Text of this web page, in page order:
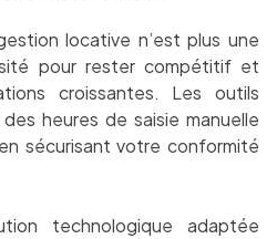
locative n’est plus une
pour rester compétitif et
croissantes. Les outils
heures de saisie manuelle
sécurisant votre conformité
technologique adaptée